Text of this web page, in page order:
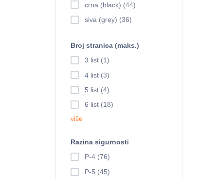
crna (black) (44)
siva (grey) (36)
Broj stranica (maks.)
3 list (1)
4 list (3)
5 list (4)
6 list (18)
više
Razina sigurnosti
P-4 (76)
P-5 (45)